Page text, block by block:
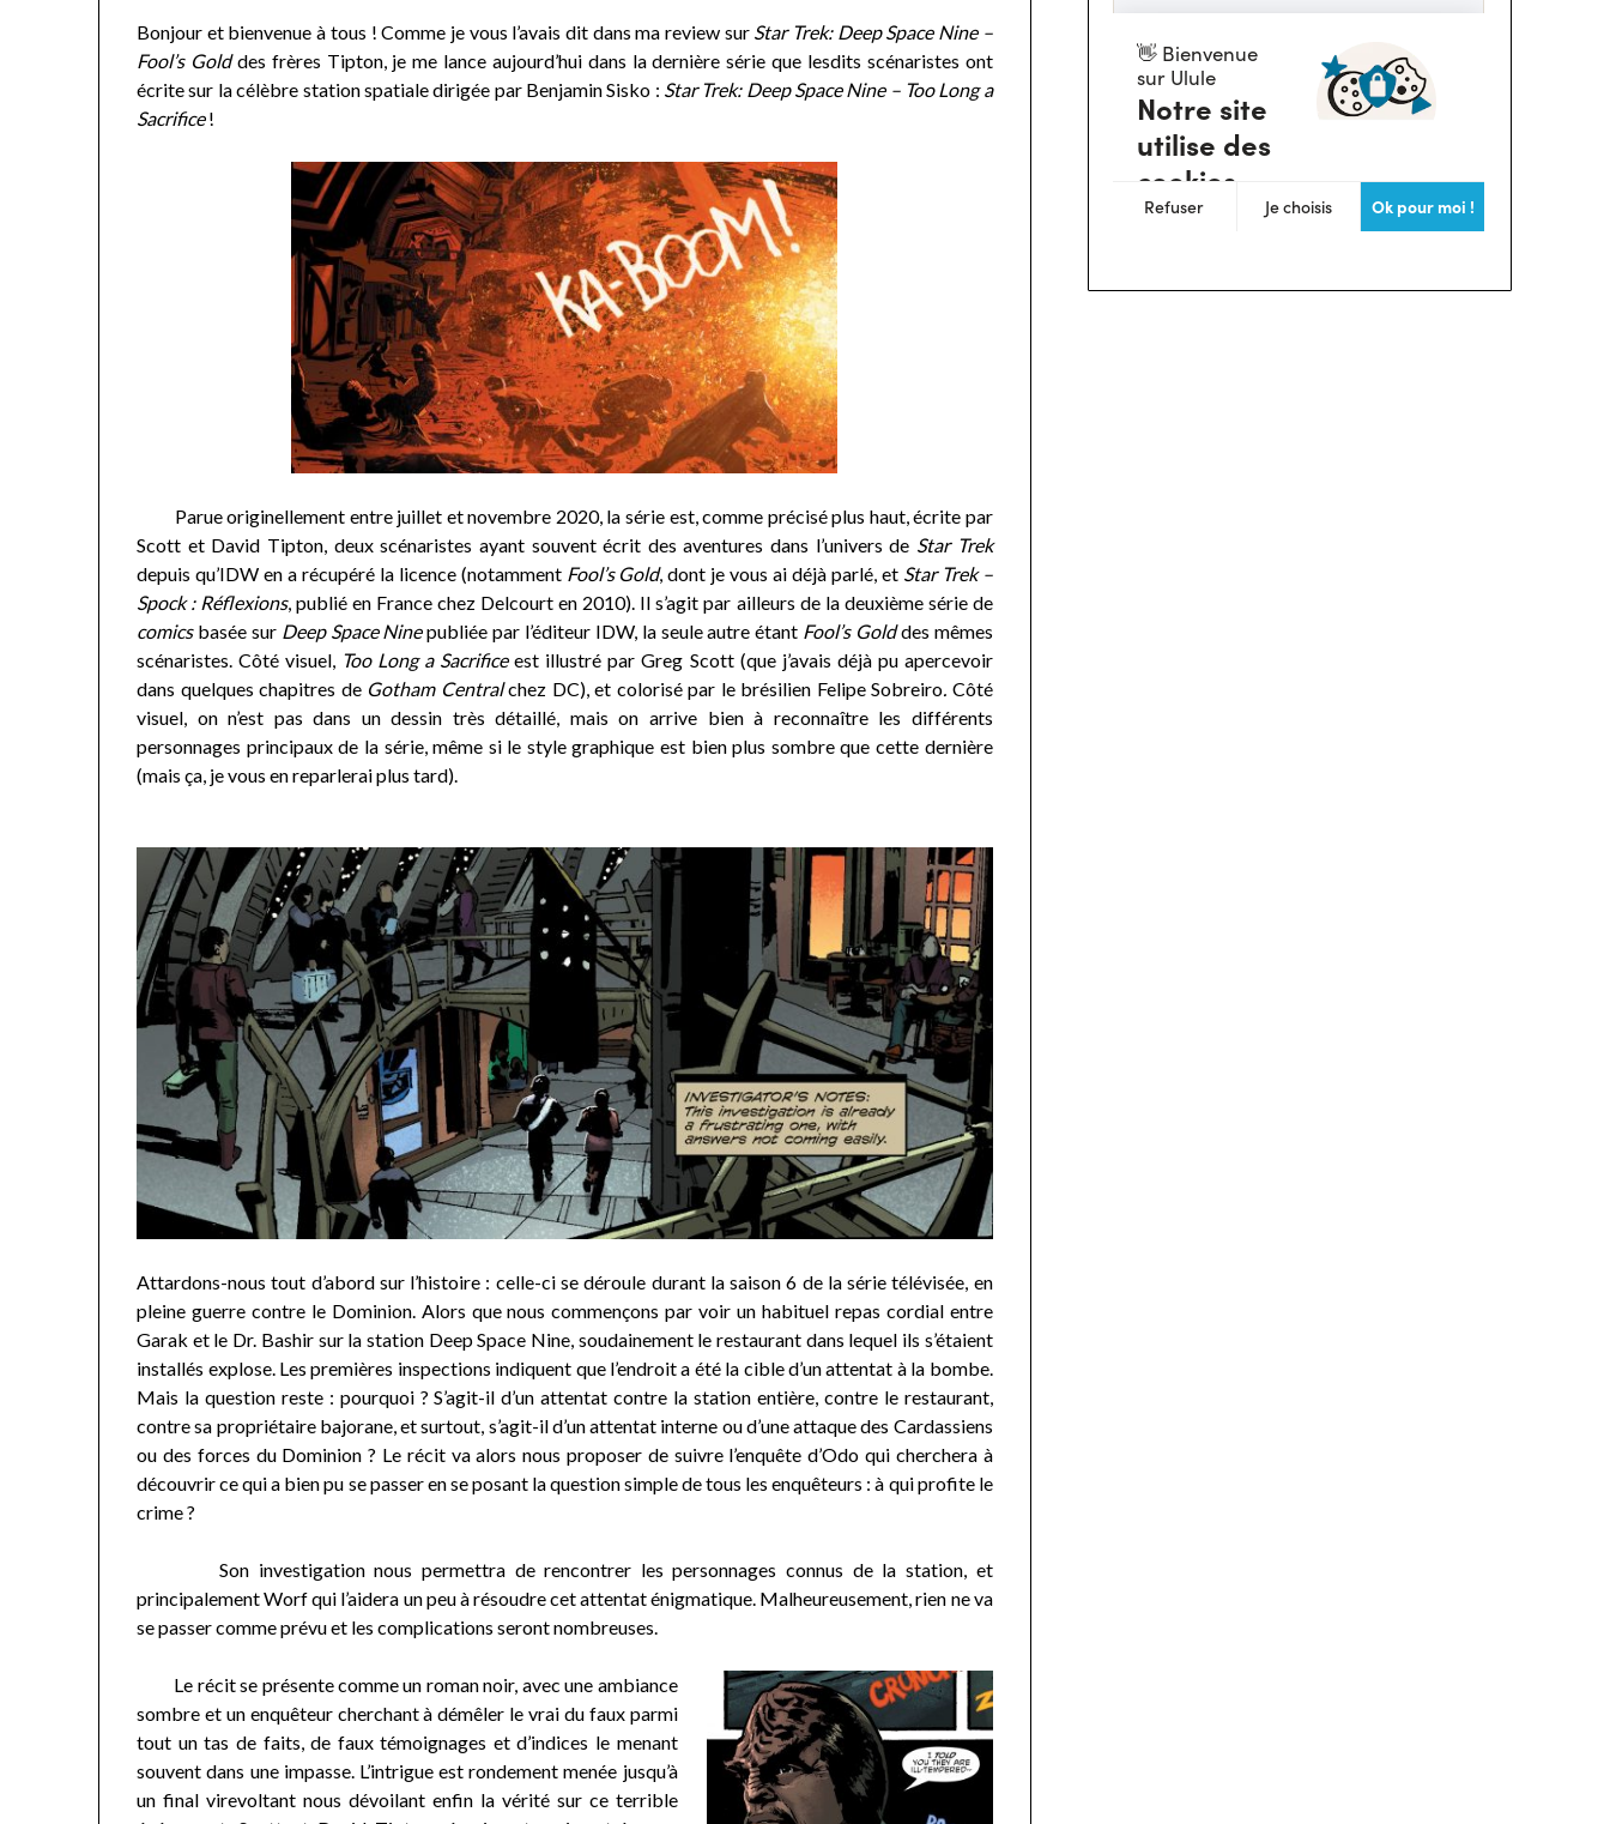
Bonjour et bienvenue à tous ! Comme je vous l’avais dit dans ma review sur Star Trek: Deep Space Nine –
Fool’s Golddes frères Tipton, je me lance aujourd’hui dans la dernière série que lesdits scénaristes ont
écrite sur la célèbre station spatiale dirigée par Benjamin Sisko : Star Trek: Deep Space Nine – Too Long a
Sacrifice!
Parue originellement entre juillet et novembre 2020, la série est, comme précisé plus haut, écrite par
Scott et David Tipton, deux scénaristes ayant souvent écrit des aventures dans l’univers de Star Trek
depuis qu’IDW en a récupéré la licence (notamment Fool’s Gold, dont je vous ai déjà parlé, et Star Trek –
Spock : Réflexions, publié en France chez Delcourt en 2010). Il s’agit par ailleurs de la deuxième série de
comicsbasée sur Deep Space Ninepubliée par l’éditeur IDW, la seule autre étant Fool’s Golddes mêmes
scénaristes. Côté visuel, Too Long a Sacrificeest illustré par Greg Scott (que j’avais déjà pu apercevoir
dans quelques chapitres de Gotham Centralchez DC), et colorisé par le brésilien Felipe Sobreiro. Côté
visuel, on n’est pas dans un dessin très détaillé, mais on arrive bien à reconnaître les différents
personnages principaux de la série, même si le style graphique est bien plus sombre que cette dernière
(mais ça, je vous en reparlerai plus tard).
Attardons-nous tout d’abord sur l’histoire : celle-ci se déroule durant la saison 6 de la série télévisée, en
pleine guerre contre le Dominion. Alors que nous commençons par voir un habituel repas cordial entre
Garak et le Dr. Bashir sur la station Deep Space Nine, soudainement le restaurant dans lequel ils s’étaient
installés explose. Les premières inspections indiquent que l’endroit a été la cible d’un attentat à la bombe.
Mais la question reste : pourquoi ? S’agit-il d’un attentat contre la station entière, contre le restaurant,
contre sa propriétaire bajorane, et surtout, s’agit-il d’un attentat interne ou d’une attaque des Cardassiens
ou des forces du Dominion ? Le récit va alors nous proposer de suivre l’enquête d’Odo qui cherchera à
découvrir ce qui a bien pu se passer en se posant la question simple de tous les enquêteurs : à qui profite le
crime ?
Son investigation nous permettra de rencontrer les personnages connus de la station, et
principalement Worf qui l’aidera un peu à résoudre cet attentat énigmatique. Malheureusement, rien ne va
se passer comme prévu et les complications seront nombreuses.
Le récit se présente comme un roman noir, avec une ambiance
sombre et un enquêteur cherchant à démêler le vrai du faux parmi
tout un tas de faits, de faux témoignages et d’indices le menant
souvent dans une impasse. L’intrigue est rondement menée jusqu’à
un final virevoltant nous dévoilant enfin la vérité sur ce terrible